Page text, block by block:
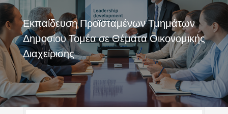
Εκπαίδευση Προϊσταμένων Τμημάτων
Δημοσίου Τομέα σε Θέματα Οικονομικής
Διαχείρισης